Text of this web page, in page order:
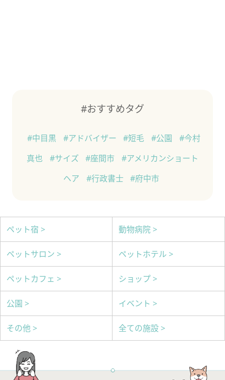
#おすすめタグ
#中目黒 #アドバイザー #短毛 #公園
#今村
真也
#サイズ #座間市
#アメリカンショート
ヘア
#行政書士 #府中市
ペット宿 > 動物病院 >
ペットサロン > ペットホテル >
ペットカフェ > ショップ >
公園 > イベント >
その他 > 全ての施設 >